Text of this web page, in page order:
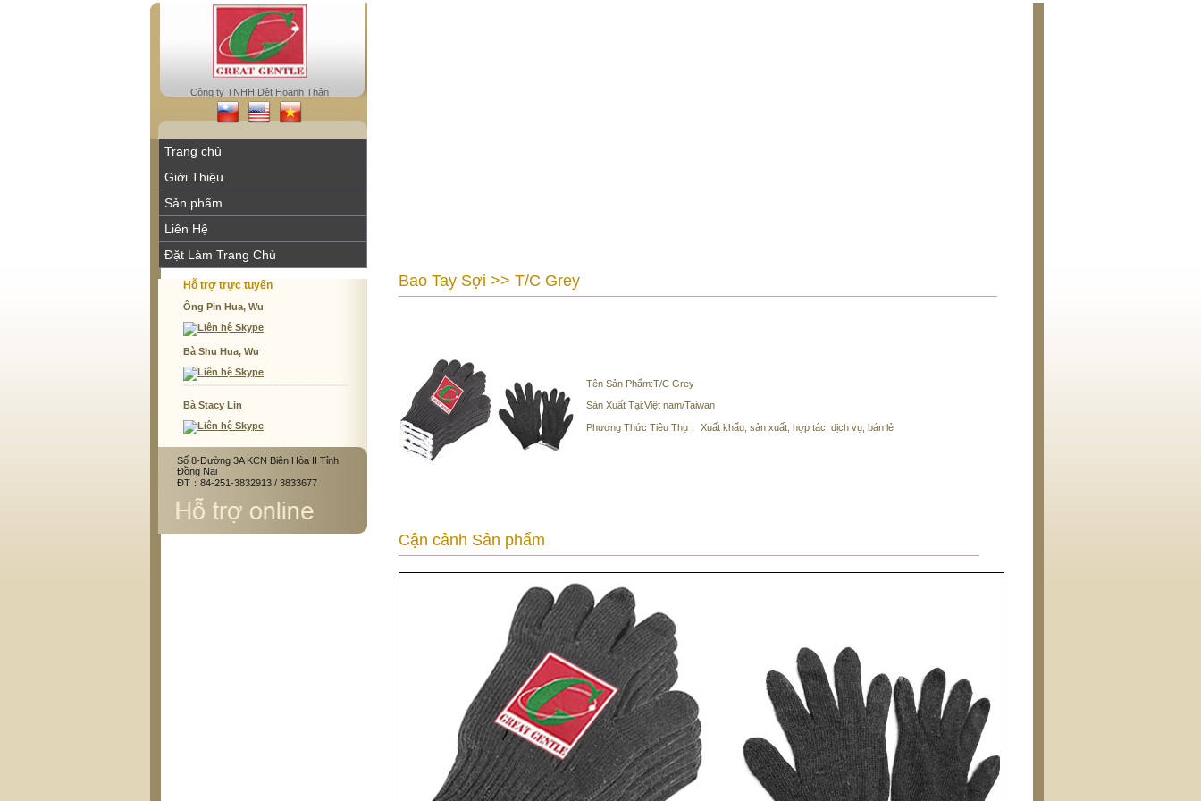
Công ty TNHH Dệt Hoành Thân
Trang chủ
Giới Thiệu
Sản phẩm
Liên Hệ
Đặt Làm Trang Chủ
Hỗ trợ trực tuyến
Ông Pin Hua, Wu
Bà Shu Hua, Wu
Bà Stacy Lin
Số 8-Đường 3A KCN Biên Hòa II Tỉnh
Đồng Nai
ĐT：84-251-3832913 / 3833677
Bao Tay Sợi >> T/C Grey
Tên Sản Phẩm:T/C Grey
Sản Xuất Tại:Việt nam/Taiwan
Phương Thức Tiêu Thụ： Xuất khẩu, sản xuất, hợp tác, dịch vụ, bán lẻ
Cận cảnh Sản phẩm